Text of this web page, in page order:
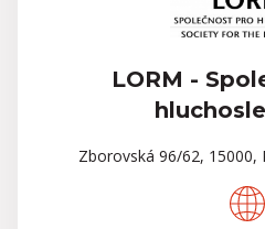
LORM -
Zborovská 96/62, 15000,